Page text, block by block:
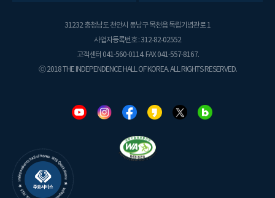
31232 충청남도 천안시 동남구 목천읍 독립기념관로 1
사업자등록번호 : 312-82-02552
고객센터 041-560-0114. FAX 041-557-8167.
ⓒ 2018 THE INDEPENDENCE HALL OF KOREA. ALL RIGHTS RESERVED.